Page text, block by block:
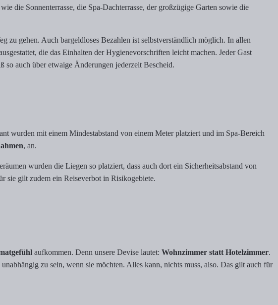
die Sonnenterrasse, die Spa-Dachterrasse, der großzügige Garten sowie die
zu gehen. Auch bargeldloses Bezahlen ist selbstverständlich möglich. In allen
die das Einhalten der Hygienevorschriften leicht machen. Jeder Gast
auch über etwaige Änderungen jederzeit Bescheid.
wurden mit einem Mindestabstand von einem Meter platziert und im Spa-Bereich
, an.
wurden die Liegen so platziert, dass auch dort ein Sicherheitsabstand von
sie gilt zudem ein Reiseverbot in Risikogebiete.
aufkommen. Denn unsere Devise lautet: Wohnzimmer statt Hotelzimmer.
zu sein, wenn sie möchten. Alles kann, nichts muss, also. Das gilt auch für